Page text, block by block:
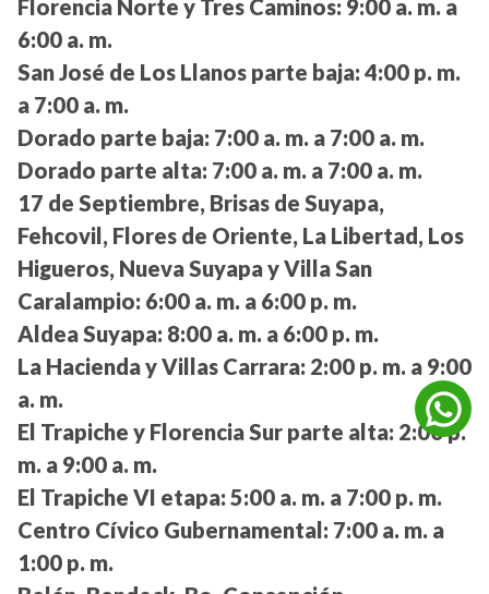
Florencia Norte y Tres Caminos: 9:00 a. m. a
6:00 a. m.
San José de Los Llanos parte baja: 4:00 p. m.
a 7:00 a. m.
Dorado parte baja: 7:00 a. m. a 7:00 a. m.
Dorado parte alta: 7:00 a. m. a 7:00 a. m.
17 de Septiembre, Brisas de Suyapa,
Fehcovil, Flores de Oriente, La Libertad, Los
Higueros, Nueva Suyapa y Villa San
Caralampio: 6:00 a. m. a 6:00 p. m.
Aldea Suyapa: 8:00 a. m. a 6:00 p. m.
La Hacienda y Villas Carrara: 2:00 p. m. a 9:00
a. m.
El Trapiche y Florencia Sur parte alta: 2:00 p.
m. a 9:00 a. m.
El Trapiche VI etapa: 5:00 a. m. a 7:00 p. m.
Centro Cívico Gubernamental: 7:00 a. m. a
1:00 p. m.